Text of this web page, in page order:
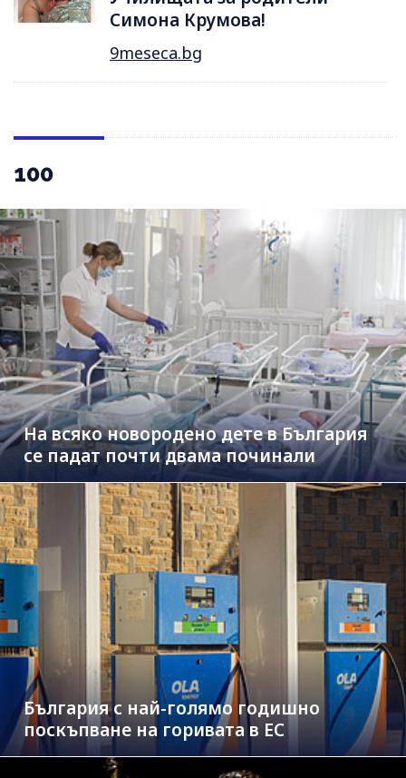
Симона Крумова!
9meseca.bg
100
На всяко новородено дете в България
се падат почти двама починали
България с най-голямо годишно
поскъпване на горивата в ЕС